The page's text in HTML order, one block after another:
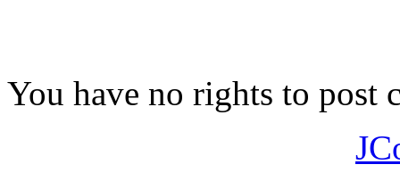
You have no rights to post